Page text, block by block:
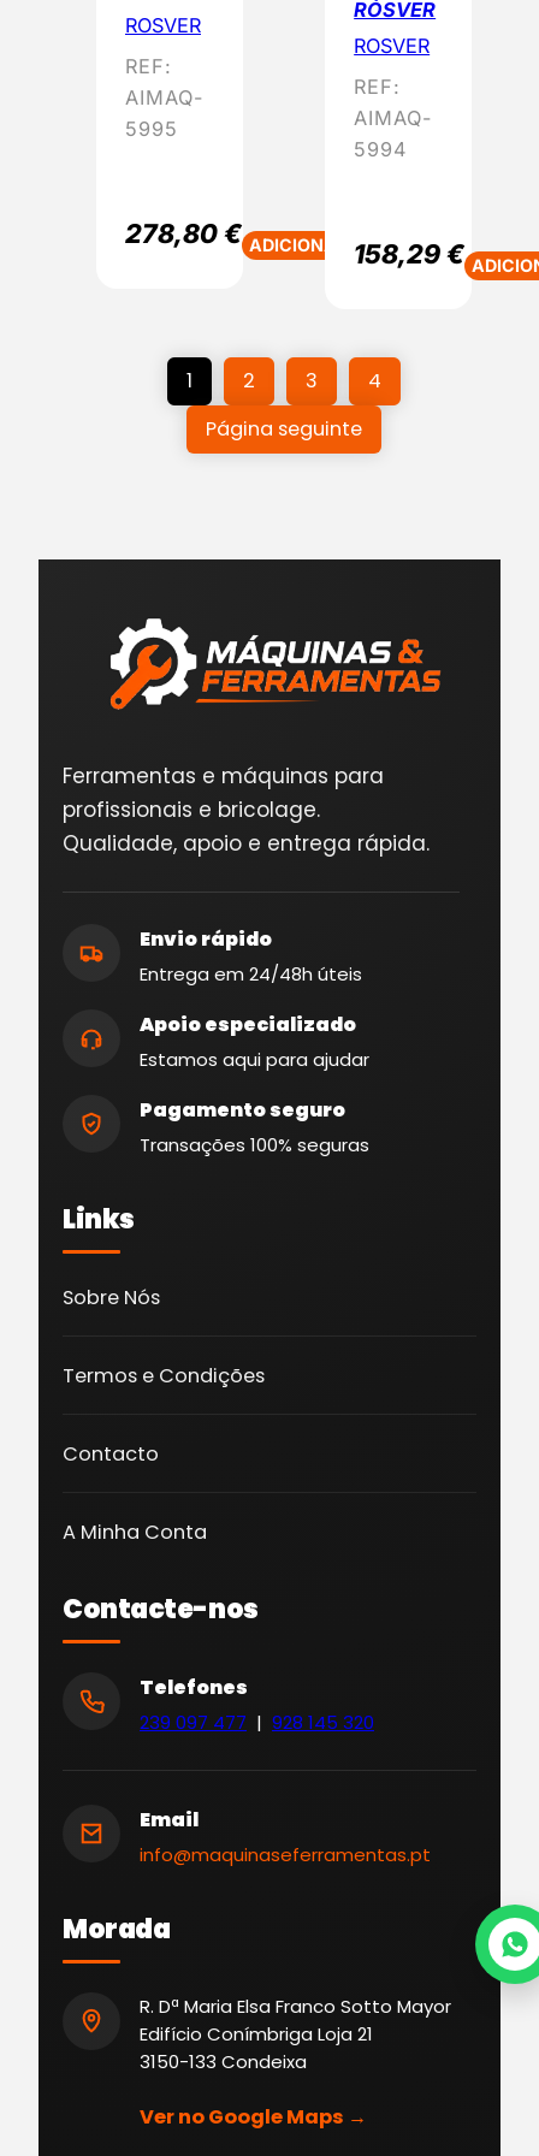
ROSVER
REF:
AIMAQ-
5995
278,80€ ADICIONAR
ROSVER
ROSVER
REF:
AIMAQ-
5994
158,29€
1 2 3
4
Página seguinte
Ferramentas e máquinas para
profissionais e bricolage.
Qualidade, apoio e entrega rápida.
Envio rápido
Entrega em 24/48h úteis
Apoio especializado
Estamos aqui para ajudar
Pagamento seguro
Transações 100% seguras
Links
Sobre Nós
Termos e Condições
Contacto
A Minha Conta
Contacte-nos
Telefones
239 097 477 | 928 145 320
Email
info@maquinaseferramentas.pt
Morada
R. Dª Maria Elsa Franco Sotto Mayor
Edifício Conímbriga Loja 21
3150-133 Condeixa
Ver no Google Maps →